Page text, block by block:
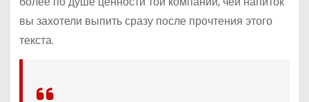
вы захотели выпить сразу после прочтения этого
текста.